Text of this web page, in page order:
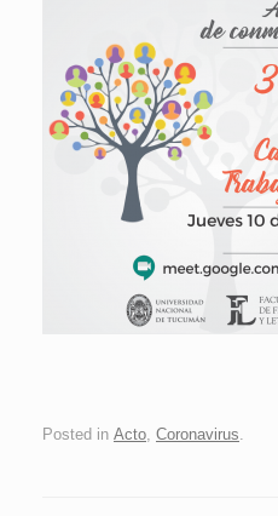
Posted in Acto, Coronavirus.